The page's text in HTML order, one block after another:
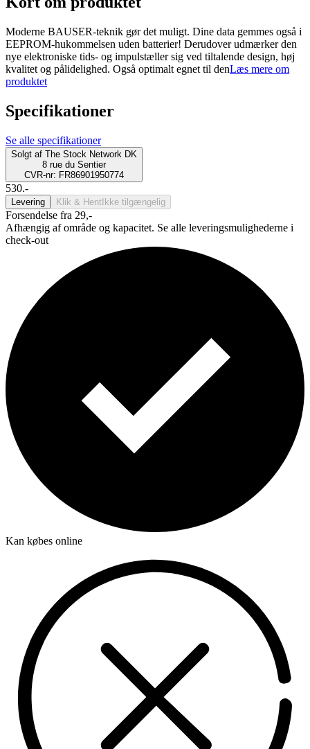
Moderne BAUSER-teknik gør det muligt. Dine data gemmes også i
EEPROM-hukommelsen uden batterier! Derudover udmærker den
nye elektroniske tids- og impulstæller sig ved tiltalende design, høj
kvalitet og pålidelighed. Også optimalt egnet til denLæs mere om
produktet
Specifikationer
Se alle specifikationer
Solgt af The Stock Network DK
8 rue du Sentier
CVR-nr: FR86901950774
530.-
Levering Klik & Hent Ikke tilgængelig
Forsendelse fra 29,-
Afhængig af område og kapacitet. Se alle leveringsmulighederne i
check-out
Kan købes online